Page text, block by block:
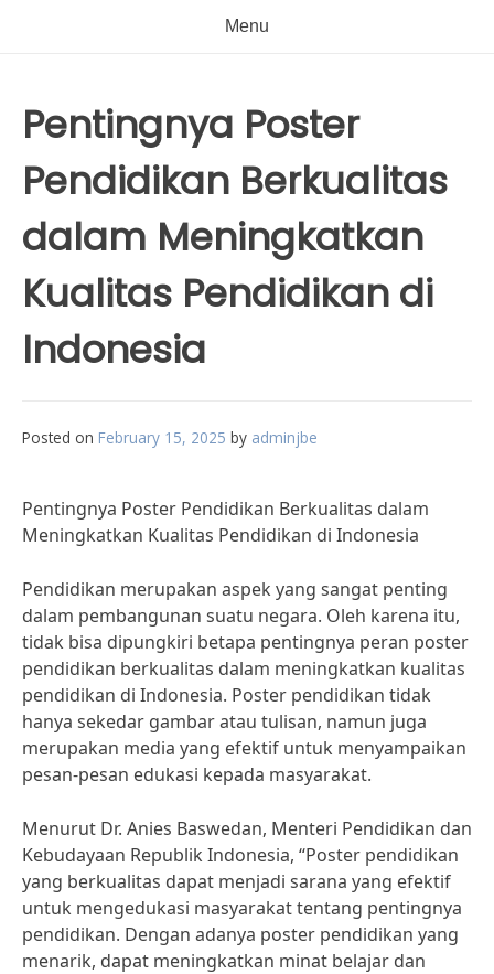
Menu
Pentingnya Poster
Pendidikan Berkualitas
dalam Meningkatkan
Kualitas Pendidikan di
Indonesia
Posted on February 15, 2025 by adminjbe
Pentingnya Poster Pendidikan Berkualitas dalam
Meningkatkan Kualitas Pendidikan di Indonesia
Pendidikan merupakan aspek yang sangat penting
dalam pembangunan suatu negara. Oleh karena itu,
tidak bisa dipungkiri betapa pentingnya peran poster
pendidikan berkualitas dalam meningkatkan kualitas
pendidikan di Indonesia. Poster pendidikan tidak
hanya sekedar gambar atau tulisan, namun juga
merupakan media yang efektif untuk menyampaikan
pesan-pesan edukasi kepada masyarakat.
Menurut Dr. Anies Baswedan, Menteri Pendidikan dan
Kebudayaan Republik Indonesia, “Poster pendidikan
yang berkualitas dapat menjadi sarana yang efektif
untuk mengedukasi masyarakat tentang pentingnya
pendidikan. Dengan adanya poster pendidikan yang
menarik, dapat meningkatkan minat belajar dan